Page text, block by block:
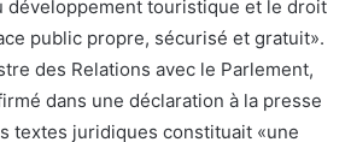
développement touristique et le droit
public propre, sécurisé et gratuit».
des Relations avec le Parlement,
dans une déclaration à la presse
textes juridiques constituait «une